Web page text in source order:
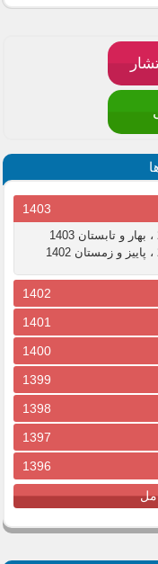
1403
1402
1401
1400
1399
1398
1397
1396